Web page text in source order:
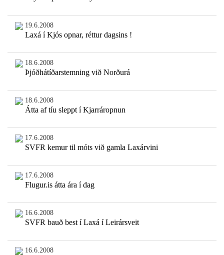
19.6.2008
Laxá í Kjós opnar, réttur dagsins !
18.6.2008
Þjóðhátíðarstemning við Norðurá
18.6.2008
Átta af tíu sleppt í Kjarráropnun
17.6.2008
SVFR kemur til móts við gamla Laxárvini
17.6.2008
Flugur.is átta ára í dag
16.6.2008
SVFR bauð best í Laxá í Leirársveit
16.6.2008